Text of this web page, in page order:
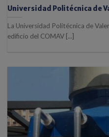
Universidad Politécnica de
La Universidad Politécnica de
edificio del COMAV [...]